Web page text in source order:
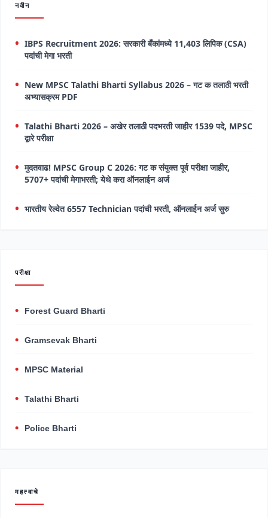
नवीन
IBPS Recruitment 2026: सरकारी बँकांमध्ये 11,403 लिपिक (CSA)
पदांची मेगा भरती
New MPSC Talathi Bharti Syllabus 2026 – गट क तलाठी भरती
अभ्यासक्रम PDF
Talathi Bharti 2026 – अखेर तलाठी पदभरती जाहीर 1539 पदे, MPSC
द्वारे परीक्षा
मुदतवाढ! MPSC Group C 2026: गट क संयुक्त पूर्व परीक्षा जाहीर,
5707+ पदांची मेगाभरती; येथे करा ऑनलाईन अर्ज
भारतीय रेल्वेत 6557 Technician पदांची भरती, ऑनलाईन अर्ज सुरु
परीक्षा
Forest Guard Bharti
Gramsevak Bharti
MPSC Material
Talathi Bharti
Police Bharti
महत्वाचे